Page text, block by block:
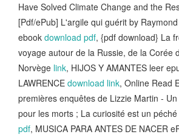
Have Solved Climate Change and the
[Pdf/ePub] L'argile qui guérit by
ebook download pdf, {pdf download} La
voyage autour de la Russie, de la Corée
Norvège link, HIJOS Y AMANTES leer
LAWRENCE download link, Online Read
premières enquêtes de Lizzie Martin -
pour les morts ; La curiosité est un
pdf, MUSICA PARA ANTES DE NACER